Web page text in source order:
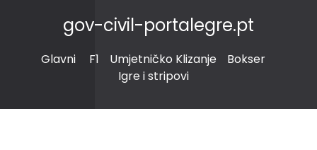
gov-civil-portalegre.pt
Glavni F1 Umjetničko Klizanje
Bokser
Igre i stripovi